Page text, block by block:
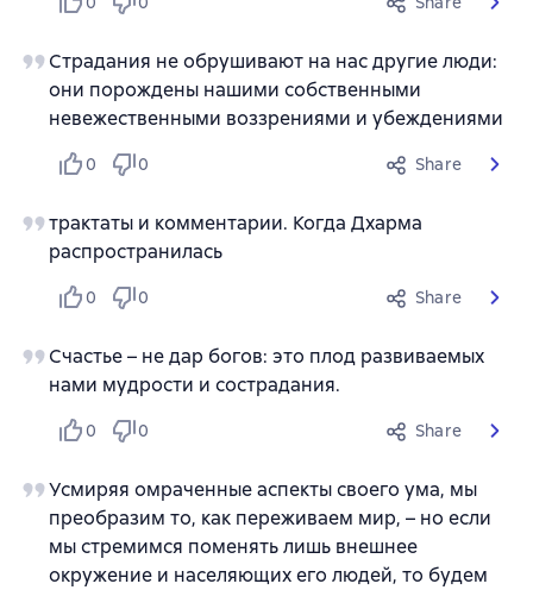
Страдания не обрушивают на нас другие люди:
они порождены нашими собственными
невежественными воззрениями и убеждениями
0 0 Share
трактаты и комментарии. Когда Дхарма
распространилась
0 0 Share
Счастье – не дар богов: это плод развиваемых
нами мудрости и сострадания.
0 0 Share
Усмиряя омраченные аспекты своего ума, мы
преобразим то, как переживаем мир, – но если
мы стремимся поменять лишь внешнее
окружение и населяющих его людей, то будем